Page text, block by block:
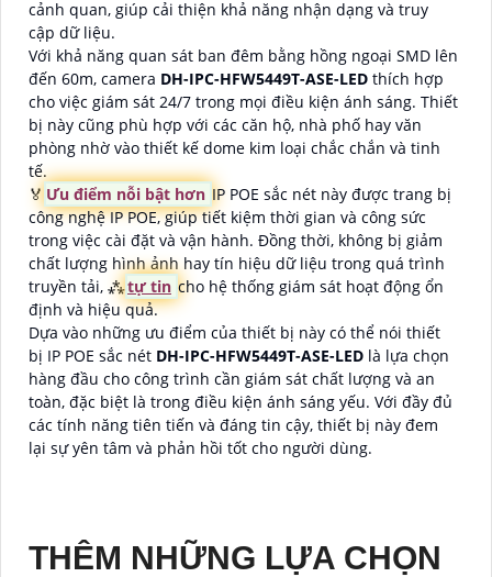
cảnh quan, giúp cải thiện khả năng nhận dạng và truy
cập dữ liệu.
Với khả năng quan sát ban đêm bằng hồng ngoại SMD lên
đến 60m, camera DH-IPC-HFW5449T-ASE-LED thích hợp
cho việc giám sát 24/7 trong mọi điều kiện ánh sáng. Thiết
bị này cũng phù hợp với các căn hộ, nhà phố hay văn
phòng nhờ vào thiết kế dome kim loại chắc chắn và tinh
tế.
️🏅️ Ưu điểm nỗi bật hơn IP POE sắc nét này được trang bị
công nghệ IP POE, giúp tiết kiệm thời gian và công sức
trong việc cài đặt và vận hành. Đồng thời, không bị giảm
chất lượng hình ảnh hay tín hiệu dữ liệu trong quá trình
truyền tải, ⁂tự tin cho hệ thống giám sát hoạt động ổn
định và hiệu quả.
Dựa vào những ưu điểm của thiết bị này có thể nói thiết
bị IP POE sắc nét DH-IPC-HFW5449T-ASE-LED là lựa chọn
hàng đầu cho công trình cần giám sát chất lượng và an
toàn, đặc biệt là trong điều kiện ánh sáng yếu. Với đầy đủ
các tính năng tiên tiến và đáng tin cậy, thiết bị này đem
lại sự yên tâm và phản hồi tốt cho người dùng.
THÊM NHỮNG LỰA CHỌN